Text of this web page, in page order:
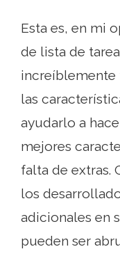
Esta es, en mi
de lista de
increíblemente
las
ayudarlo a
mejores
falta de extras.
los
adicionales en
pueden ser